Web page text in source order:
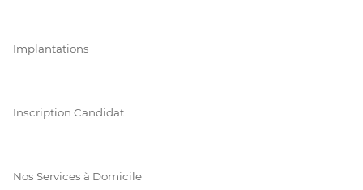
Implantations
Inscription Candidat
Nos Services à Domicile